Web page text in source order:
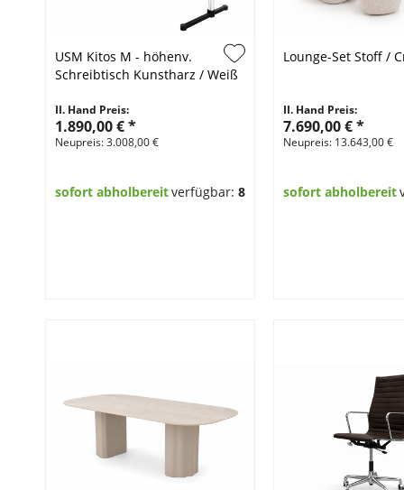
USM Kitos M - höhenv.
Schreibtisch Kunstharz / Weiß
II. Hand Preis:
1.890,00 €*
Neupreis: 3.008,00 €
sofort abholbereitverfügbar: 8
Lounge-Set Stoff /
II. Hand Preis:
7.690,00 €*
Neupreis: 13.643,00 €
sofort abholbereit